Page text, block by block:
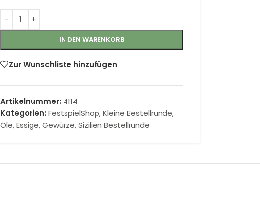
IN DEN WARENKORB
Zur Wunschliste hinzufügen
Artikelnummer: 4114
Kategorien: FestspielShop, Kleine Bestellrunde,
Öle, Essige, Gewürze, Sizilien Bestellrunde